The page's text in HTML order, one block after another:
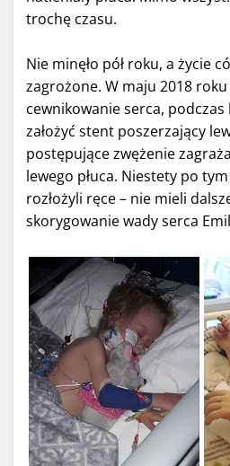
trochę czasu.
Nie minęło pół roku, a życie
zagrożone. W maju 2018
cewnikowanie serca,
założyć stent poszerzający
postępujące zwężenie
lewego płuca. Niestety po
rozłożyli ręce – nie mieli
skorygowanie wady serca